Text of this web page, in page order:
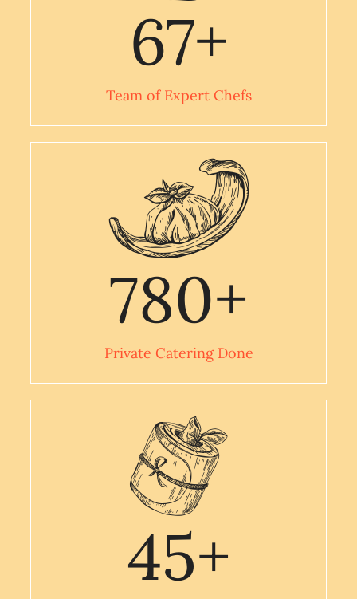
67+
Team of Expert Chefs
780+
Private Catering Done
45+